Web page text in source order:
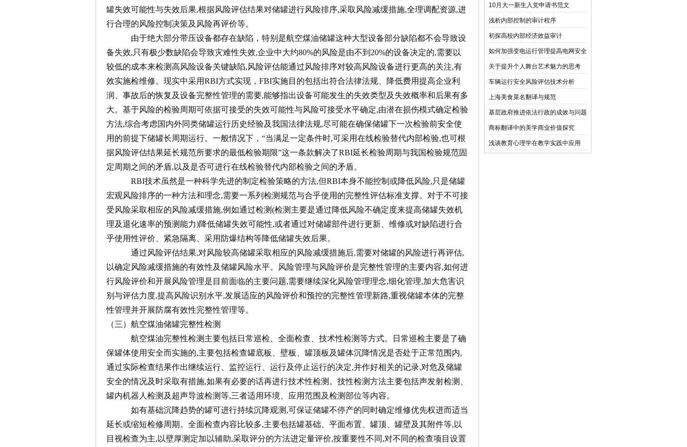
罐失效可能性与失效后果,根据风险评估结果对储罐进行风险排序,采取风险减缓措施,全理调配资源,进
行合理的风险控制决策及风险再评价等。
由于绝大部分带压设备都存在缺陷，特别是航空煤油储罐这种大型设备部分缺陷都不会导致设
备失效,只有极少数缺陷会导致灾难性失效,企业中大约80%的风险是由不到20%的设备决定的,需要以
较低的成本来检测高风险设备关键缺陷,风险评估能通过风险排序对较高风险设备进行更高的关注,有
效实施检维修。现实中采用RBI方式实现，FBI实施目的包括出符合法律法规、降低费用提高企业利
润、事故后的恢复及设备完整性管理的需要,能够指出设备可能发生的失效类型及失效概率和后果有多
大。基于风险的检验周期可依据可接受的失效可能性与风险可接受水平确定,由潜在损伤模式确定检验
方法,综合考虑国内外同类储罐运行历史经验及我国法律法规,尽可能在确保储罐下一次检验前安全使
用的前提下储罐长周期运行。一般情况下，“当满足一定条件时,可采用在线检验替代内部检验,也可根
据风险评估结果延长规范所要求的最低检验期限”这一条款解决了RBI延长检验周期与我国检验规范固
定周期之间的矛盾,以及是否可进行在线检验替代内部检验之间的矛盾。
RBI技术虽然是一种科学先进的制定检验策略的方法,但RBI本身不能控制或降低风险,只是储罐
宏观风险排序的一种方法和理念,需要一系列检测规范与合乎使用的完整性评估标准支撑。对于不可接
受风险采取相应的风险减缓措施,例如通过检测(检测主要是通过降低风险不确定度来提高储罐失效机
理及退化速率的预测能力)降低储罐失效可能性,或者通过对储罐部件进行更新、维修或对缺陷进行合
乎使用性评价、紧急隔离、采用防爆结构等降低储罐失效后果。
通过风险评估结果,对风险较高储罐采取相应的风险减缓措施后,需要对储罐的风险进行再评估,
以确定风险减缓措施的有效性及储罐风险水平。风险管理与风险评价是完整性管理的主要内容,如何进
行风险评价和开展风险管理是目前面临的主要问题,需要继续深化风险管理理念,细化管理,加大危害识
别与评估力度,提高风险识别水平,发展适应的风险评价和预控的完整性管理新路,重视储罐本体的完整
性管理并开展防腐有效性完整性管理等。
（三）航空煤油储罐完整性检测
航空煤油完整性检测主要包括日常巡检、全面检查、技术性检测等方式。日常巡检主要是了确
保罐体使用安全而实施的,主要包括检查罐底板、壁板、罐顶板及罐体沉降情况是否处于正常范围内,
通过实际检查结果作出继续运行、监控运行、运行及停止运行的决定,并作好相关的记录,对危及储罐
安全的情况及时采取有措施,如果有必要的话再进行技术性检测。技性检测方法主要包括声发射检测、
罐内机器人检测及超声导波检测等,三者适用环境、应用范围及检测部位等内容。
如有基础沉降趋势的罐可进行持续沉降观测,可保证储罐不停产的同时确定维修优先权进而适当
延长或缩短检修周期。全面检查内容比较多,主要包括罐基础、平面布置、罐顶、罐壁及其附件等,以
目视检查为主,以壁厚测定加以辅助,采取评分的方法进定量评价,按重要性不同,对不同的检查项目设置
10月大一新生入党申请书范文
浅析内部控制的审计程序
初探高校内部经济效益审计
如何加强变电运行管理提高电网安全
能力
关于提升个人舞台艺术魅力的思考
车辆运行安全风险评估技术分析
上海美食菜名翻译与规范
基层政府推进依法行政的成效与问题
分析
商标翻译中的美学商业价值探究
浅谈教育心理学在教学实践中应用